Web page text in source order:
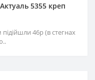
5355 креп
46р (в стегнах